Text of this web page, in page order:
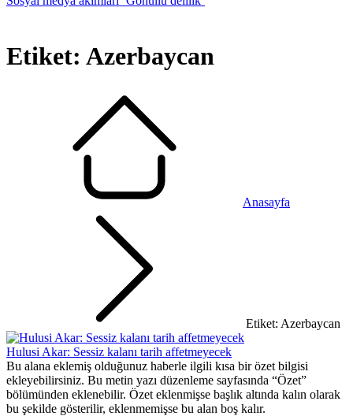
Etiket: Azerbaycan
Anasayfa
Etiket: Azerbaycan
Hulusi Akar: Sessiz kalanı tarih affetmeyecek
Bu alana eklemiş olduğunuz haberle ilgili kısa bir özet bilgisi
ekleyebilirsiniz. Bu metin yazı düzenleme sayfasında “Özet”
bölümünden eklenebilir. Özet eklenmişse başlık altında kalın olarak
bu şekilde gösterilir, eklenmemişse bu alan boş kalır.